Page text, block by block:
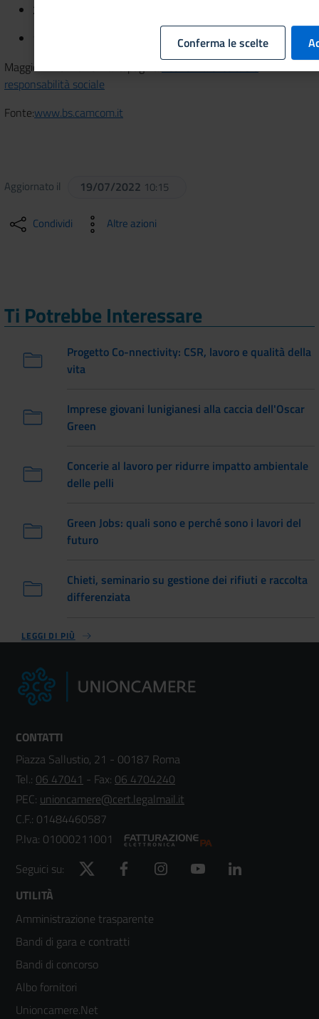
20 luglio 2022 - Approccio all'Innovazione
14 settembre 2022 - Bilancio Sostenibile
Maggiori informazioni alla paginaEconomia circolare e
responsabilità sociale
Fonte:www.bs.camcom.it
Aggiornato il 19/07/2022 10:15
Condividi Altre azioni
Ti Potrebbe Interessare
Progetto Co-nnectivity: CSR, lavoro e qualità della
vita
Imprese giovani lunigianesi alla caccia dell'Oscar
Green
Concerie al lavoro per ridurre impatto ambientale
delle pelli
Green Jobs: quali sono e perché sono i lavori del
futuro
Chieti, seminario su gestione dei rifiuti e raccolta
differenziata
LEGGI DI PIÙ
CONTATTI
Piazza Sallustio, 21 - 00187 Roma
Tel.: 06 47041 - Fax: 06 4704240
PEC: unioncamere@cert.legalmail.it
C.F.: 01484460587
P.Iva: 01000211001
Seguici su:
Twitter Facebook Instagram YouTube
Footer
menù
colonna
2
UTILITÀ
Amministrazione trasparente
Bandi di gara e contratti
Bandi di concorso
Albo fornitori
Unioncamere.Net
Conferma le scelte